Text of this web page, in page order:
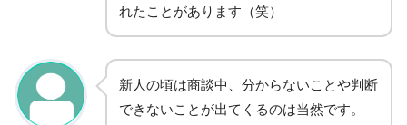
れたことがあります（笑）
新人の頃は商談中、分からないことや判断
できないことが出てくるのは当然です。